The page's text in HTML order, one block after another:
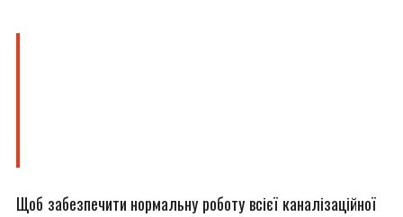
Щоб забезпечити нормальну роботу всієї каналізаційної